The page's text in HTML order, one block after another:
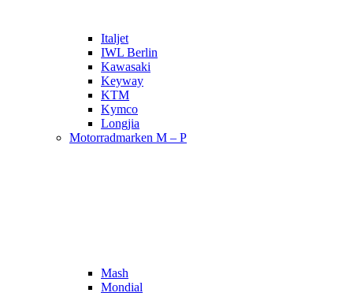
Italjet
IWL Berlin
Kawasaki
Keyway
KTM
Kymco
Longjia
Motorradmarken M – P
Mash
Mondial